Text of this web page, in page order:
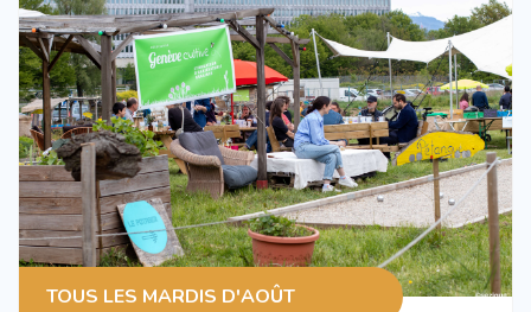
TOUS LES MARDIS D'AOÛT